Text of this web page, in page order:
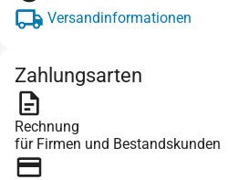
Versandinformationen
Zahlungsarten
Rechnung
für Firmen und Bestandskunden